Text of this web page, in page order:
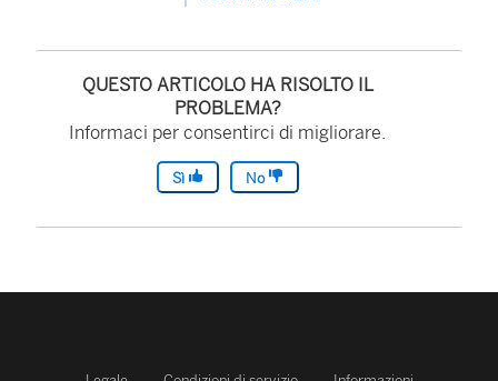
QUESTO ARTICOLO HA RISOLTO IL
PROBLEMA?
Informaci per consentirci di migliorare.
Sì No